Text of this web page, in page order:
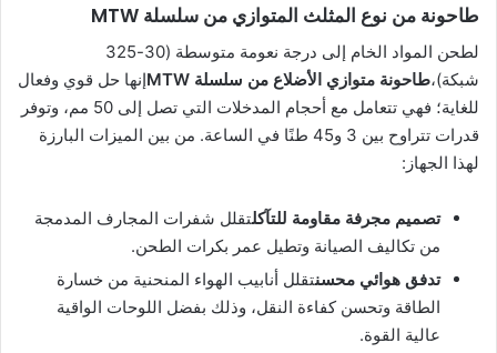
طاحونة من نوع المثلث المتوازي من سلسلة MTW
لطحن المواد الخام إلى درجة نعومة متوسطة (30-325
شبكة)،طاحونة متوازي الأضلاع من سلسلة MTW
إنها حل قوي وفعال
للغاية؛ فهي تتعامل مع أحجام المدخلات التي تصل إلى 50 مم، وتوفر
قدرات تتراوح بين 3 و45 طنًا في الساعة. من بين الميزات البارزة
لهذا الجهاز:
تصميم مجرفة مقاومة للتآكلتقلل شفرات المجارف المدمجة
من تكاليف الصيانة وتطيل عمر بكرات الطحن.
تدفق هوائي محسنتقلل أنابيب الهواء المنحنية من خسارة
الطاقة وتحسن كفاءة النقل، وذلك بفضل اللوحات الواقية
عالية القوة.